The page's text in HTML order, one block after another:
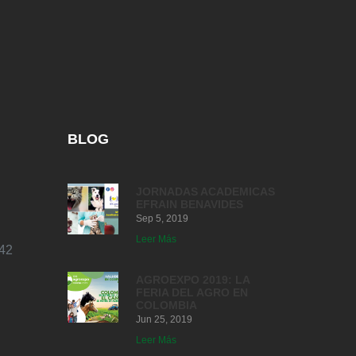
BLOG
Sep 5, 2019
Leer Más
Jun 25, 2019
Leer Más